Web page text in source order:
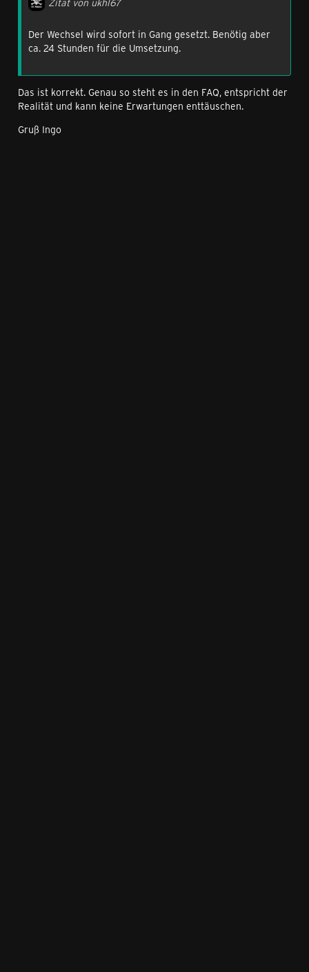
Der Wechsel wird sofort in Gang gesetzt. Benötig aber
ca. 24 Stunden für die Umsetzung.
Das ist korrekt. Genau so steht es in den FAQ, entspricht der
Realität und kann keine Erwartungen enttäuschen.
Gruß Ingo